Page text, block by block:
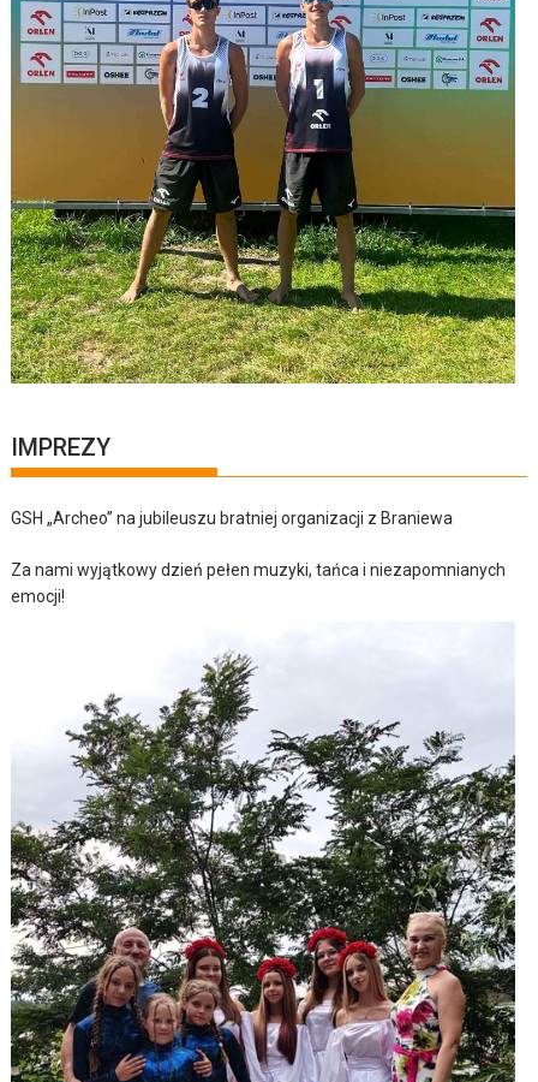
IMPREZY
GSH „Archeo” na jubileuszu bratniej organizacji z Braniewa
Za nami wyjątkowy dzień pełen muzyki, tańca i niezapomnianych
emocji!